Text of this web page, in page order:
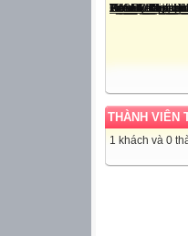
THÀNH VIÊN
1 khách và 0